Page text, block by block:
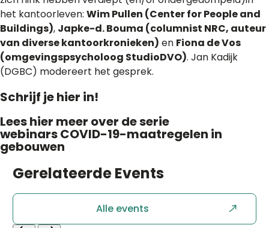
het kantoorleven: Wim Pullen (Center for People and
Buildings), Japke-d. Bouma (columnist NRC, auteur
van diverse kantoorkronieken) en Fiona de Vos
(omgevingspsycholoog StudioDVO). Jan Kadijk
(DGBC) modereert het gesprek.
Schrijf je hier in!
Lees hier meer over de serie
webinars COVID-19-maatregelen in
gebouwen
GerelateerdeEvents
Alle events